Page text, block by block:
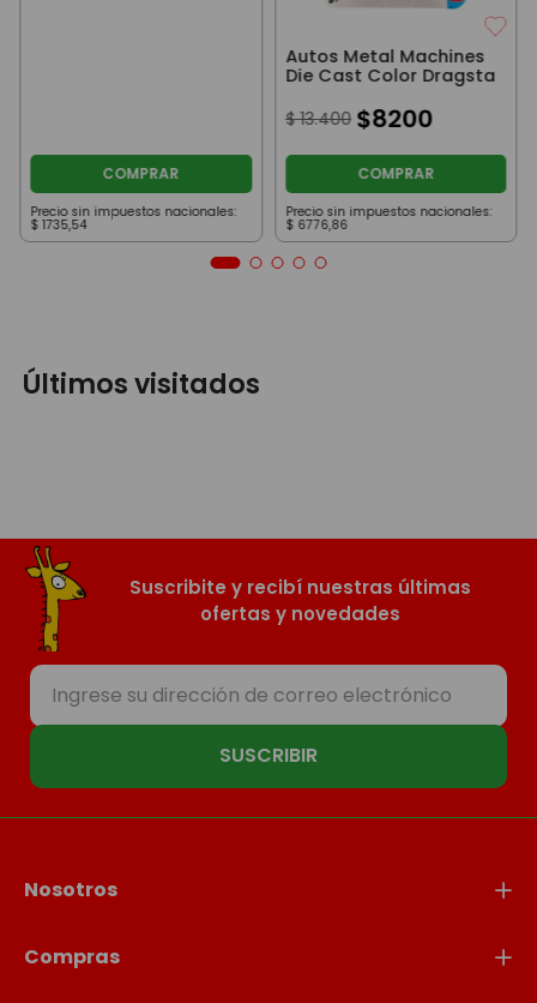
COMPRAR
Precio sin impuestos nacionales:
$ 1735,54
Autos Metal Machines
Die Cast Color Dragsta
$ 13.400 $8200
COMPRAR
Precio sin impuestos nacionales:
$ 6776,86
Últimos visitados
Suscribite y recibí nuestras últimas
ofertas y novedades
SUSCRIBIR
Nosotros
Compras